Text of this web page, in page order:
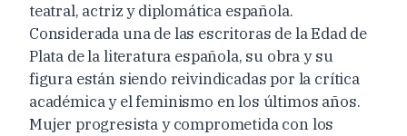
teatral, actriz y diplomática española.
Considerada una de las escritoras de la Edad de
Plata de la literatura española, su obra y su
figura están siendo reivindicadas por la crítica
académica y el feminismo en los últimos años.
Mujer progresista y comprometida con los